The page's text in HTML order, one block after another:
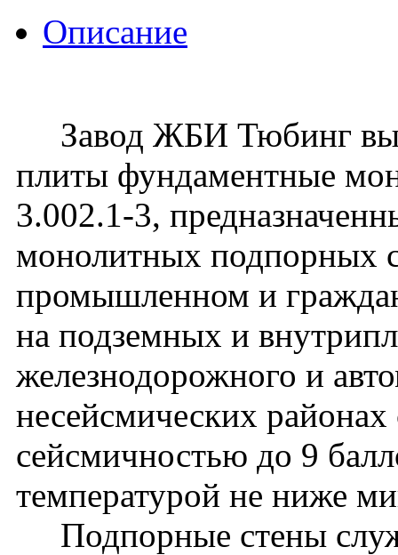
Описание
Завод ЖБИ Тюбинг
плиты фундаментные
3.002.1-3,
монолитных подпорных
промышленном и
на подземных и
железнодорожного и
несейсмических районах
сейсмичностью до 9
температурой не ниже
Подпорные стены